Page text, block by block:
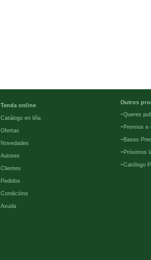
Tenda online
Catálogo en liña
Ofertas
Novedades
Autores
Clientes
Pedidos
Condicións
Axuda
Outros
-Queres
- Premios e
- Bases
- Próximos
-Católogo